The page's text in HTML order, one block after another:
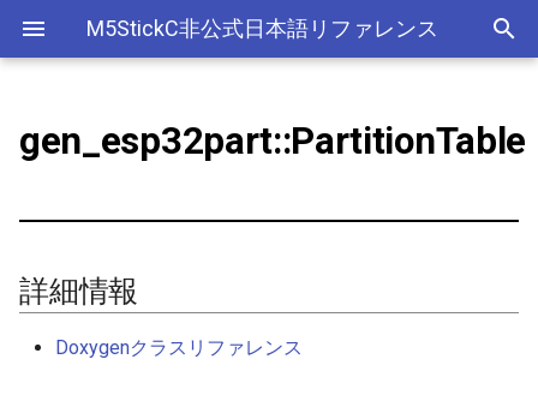
M5StickC非公式日本語リファレンス
Bluetooth Classic
Bluetooth LE
NimBLE
詳細情報
メンバー
init()
from_csv()
デバイス
Accessory
GROVE
出力
HAT
Other
加速度センサー
Display
アナログ入力(ADC)
Bluetooth
CPU
アナログ出力(DAC)
adc2_wifi_internal
croutine
ライブラリ
Ethernet(有線LAN)
Wi-Fi
ADC
CAN(Controller Area Network)
DAC
外部接続端子
ESP-MQTT
HTTPS Server
HTTP Client
HTTP Server
外部サービス
AWS IoT Things Graph
Ambient
Beebotte
EEPROM
Non-Volatile Storage
Partition Table
SD
Sleep
Deep
ULP
AXP192の調査
M5Displayクラスの使い方
リアルタイムデータロガー
Wi-Fiアクセスポイント情報
RTCの現在日時をNTPサーバ
ーからセット
gen_esp32part::PartitionTable
詳細情報
Doxygenクラスリファレンス